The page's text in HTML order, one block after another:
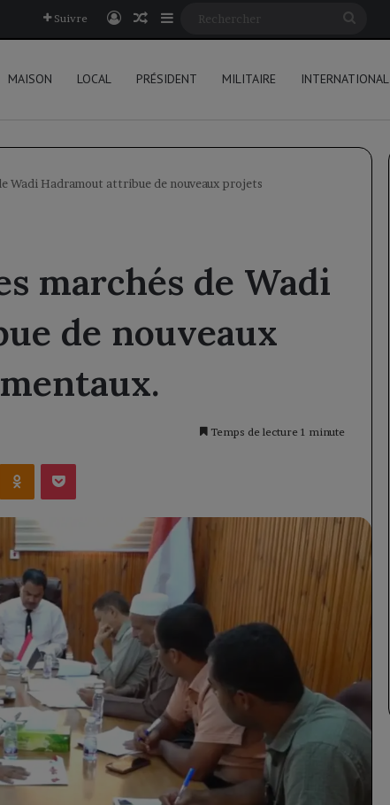
Suivre Connexion
Article Aléatoire
Sidebar (barre latérale)
MAISON LOCAL PRÉSIDENT MILITAIRE INTERNATIONAL
Wadi Hadramout attribue de nouveaux projets
marchés de Wadi
de nouveaux
Temps de lecture 1 minute
Odnoklassniki
Pocket